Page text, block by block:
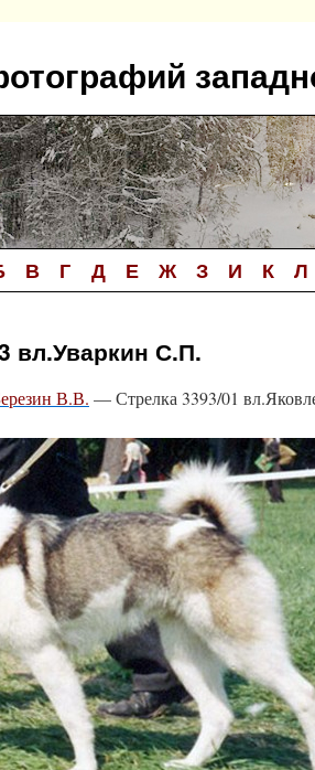
В Г Д Е Ж З И К Л
вл.Уваркин С.П.
В.В. — Стрелка 3393/01